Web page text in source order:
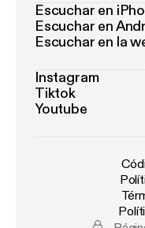
Escuchar en
Escuchar en
Escuchar en la
Instagram
Tiktok
Youtube